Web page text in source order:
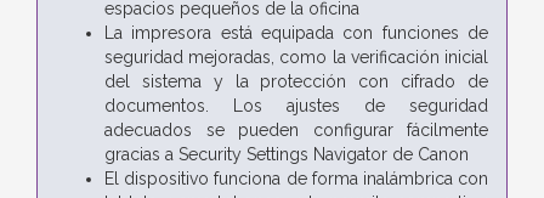
espacios pequeños de la oficina
La impresora está equipada con funciones de
seguridad mejoradas, como la verificación inicial
del sistema y la protección con cifrado de
documentos. Los ajustes de seguridad
adecuados se pueden configurar fácilmente
gracias a Security Settings Navigator de Canon
El dispositivo funciona de forma inalámbrica con